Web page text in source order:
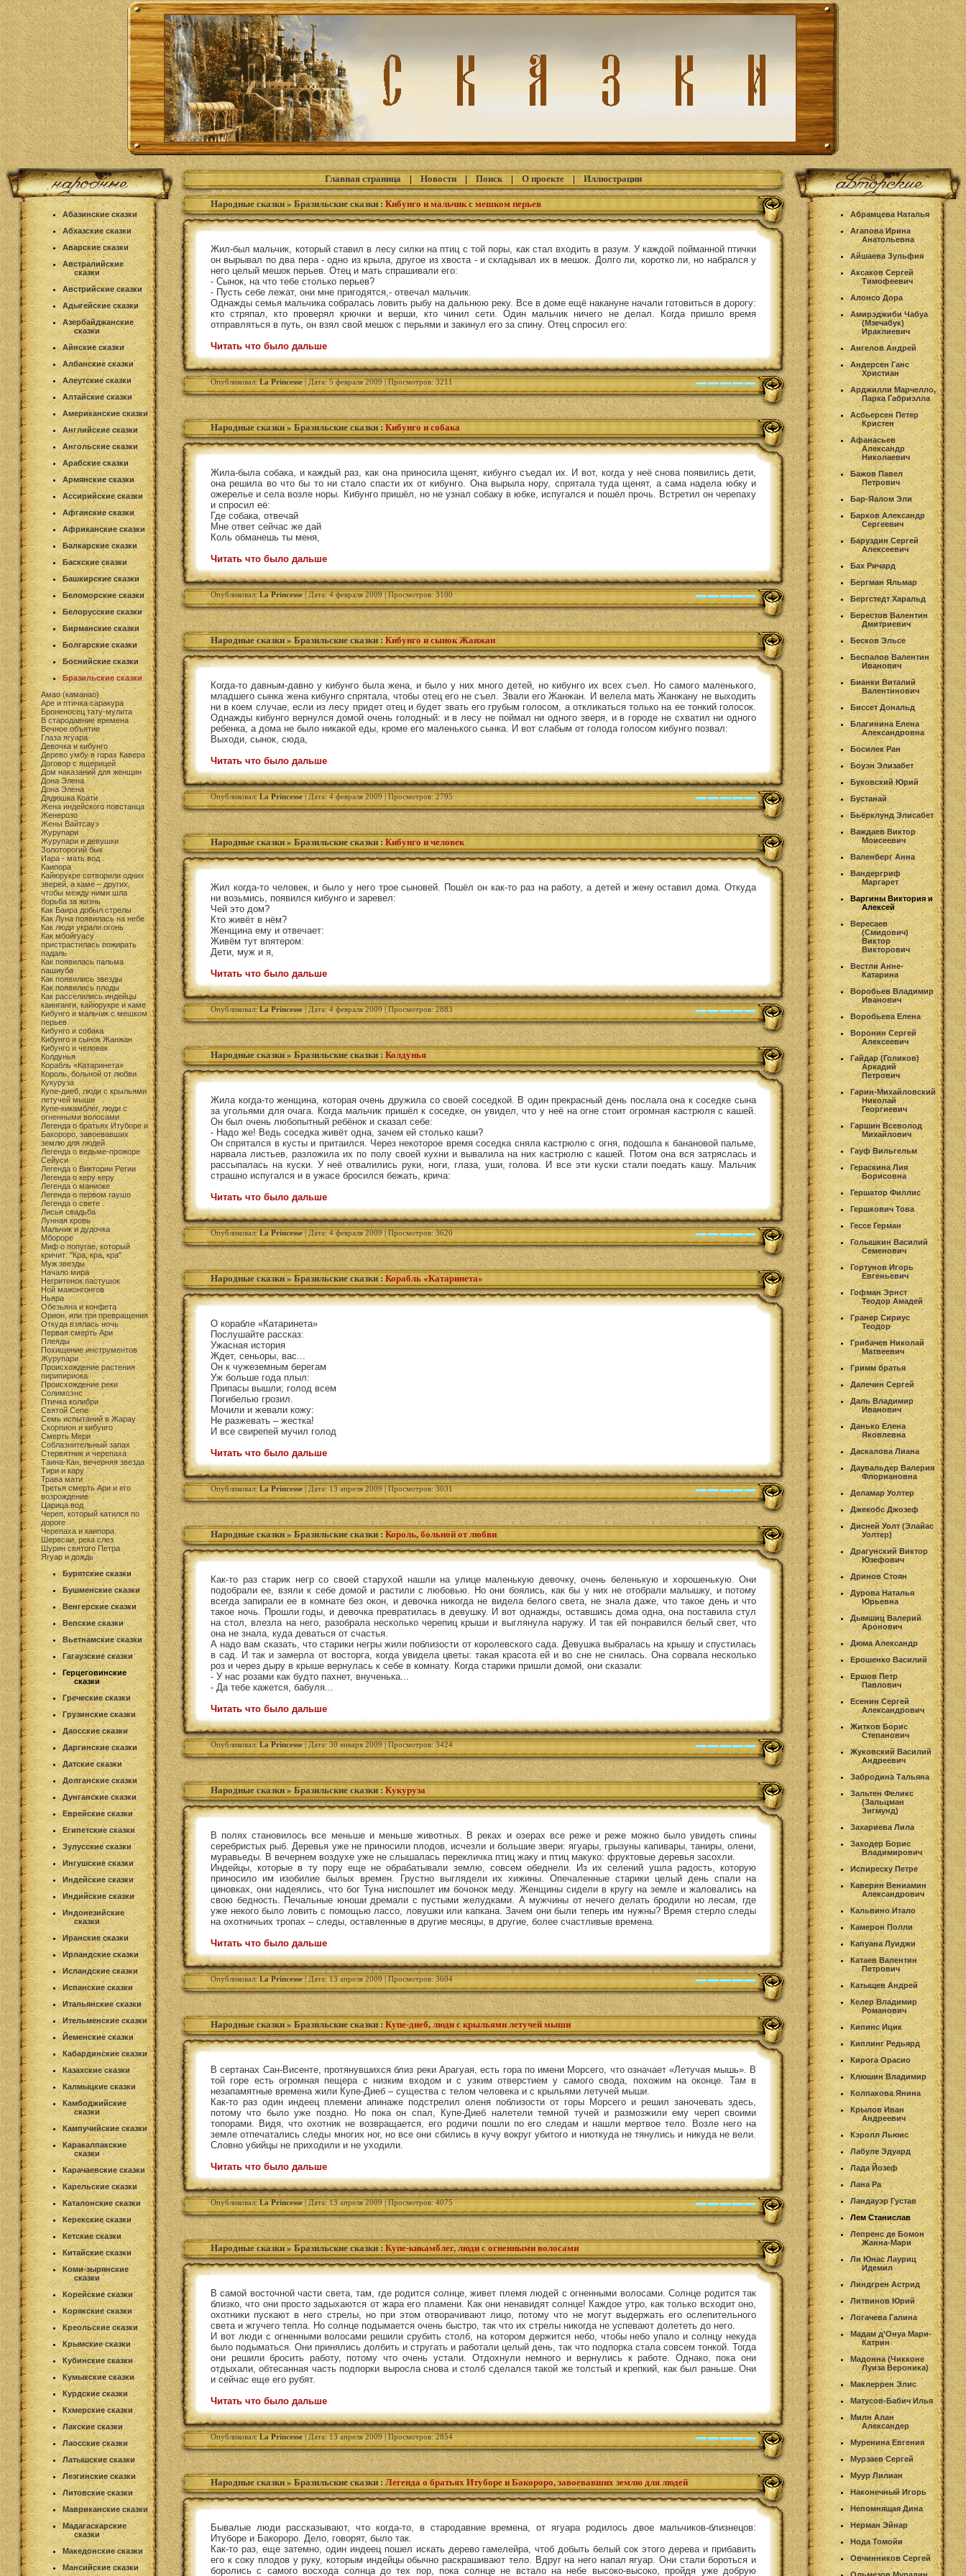
Абазинские сказки
Абхазские сказки
Аварские сказки
Австралийские
сказки
Австрийские сказки
Адыгейские сказки
Азербайджанские
сказки
Айнские сказки
Албанские сказки
Алеутские сказки
Алтайские сказки
Американские сказки
Английские сказки
Ангольские сказки
Арабские сказки
Армянские сказки
Ассирийские сказки
Афганские сказки
Африканские сказки
Балкарские сказки
Баскские сказки
Башкирские сказки
Беломорские сказки
Белорусские сказки
Бирманские сказки
Болгарские сказки
Боснийские сказки
Бразильские сказки
Амао (каманао)
Аре и птичка саракура
Броненосец тату-мулита
В стародавние времена
Вечное объятие
Глаза ягуара
Девочка и кибунго
Дерево умбу в горах Кавера
Договор с ящерицей
Дом наказаний для женщин
Дона Элена
Дона Элена
Дядюшка Коати
Жена индейского повстанца
Женерозо
Жены Вайтсауэ
Журупари
Журупари и девушки
Золоторогий бык
Иара - мать вод
Каипора
Кайюрукре сотворили одних
зверей, а каме – других,
чтобы между ними шла
борьба за жизнь
Как Баира добыл стрелы
Как Луна появилась на небе
Как люди украли огонь
Как мбойгуасу
пристрастилась пожирать
падаль
Как появилась пальма
пашиуба
Как появились звезды
Как появились плоды
Как расселились индейцы
каинганги, кайюрукре и каме
Кибунго и мальчик с мешком
перьев
Кибунго и собака
Кибунго и сынок Жанжан
Кибунго и человек
Колдунья
Корабль «Катаринета»
Король, больной от любви
Кукуруза
Купе-диеб, люди с крыльями
летучей мыши
Купе-кикамблег, люди с
огненными волосами
Легенда о братьях Итуборе и
Бакороро, завоевавших
землю для людей
Легенда о ведьме-прожоре
Сейуси
Легенда о Виктории Регии
Легенда о керу керу
Легенда о маниоке
Легенда о первом гаушо
Легенда о свете
Лисья свадьба
Лунная кровь
Мальчик и дудочка
Мбороре
Миф о попугае, который
кричит: "Кра, кра, кра"
Муж звезды
Начало мира
Негритенок пастушок
Ной мажонгонгов
Ньяра
Обезьяна и конфета
Орион, или три превращения
Откуда взялась ночь
Первая смерть Ари
Плеяды
Похищение инструментов
Журупари
Происхождение растения
пирипириока
Происхождение реки
Солимоэнс
Птичка колибри
Святой Сепе
Семь испытаний в Жарау
Скорпион и кибунго
Смерть Мери
Соблазнительный запах
Стервятник и черепаха
Таина-Кан, вечерняя звезда
Тири и кару
Трава мати
Третья смерть Ари и его
возрождение
Царица вод
Череп, который катился по
дороге
Черепаха и каипора
Шересаи, река слез
Шурин святого Петра
Ягуар и дождь
Бурятские сказки
Бушменские сказки
Венгерские сказки
Вепские сказки
Вьетнамские сказки
Гагаузские сказки
Герцеговинские
сказки
Греческие сказки
Грузинские сказки
Даосские сказки
Даргинские сказки
Датские сказки
Долганские сказки
Дунганские сказки
Еврейские сказки
Египетские сказки
Зулусские сказки
Ингушские сказки
Индейские сказки
Индийские сказки
Индонезийские
сказки
Иранские сказки
Ирландские сказки
Исландские сказки
Испанские сказки
Итальянские сказки
Ительменские сказки
Йеменские сказки
Кабардинские сказки
Казахские сказки
Калмыцкие сказки
Камбоджийские
сказки
Кампучийские сказки
Каракалпакские
сказки
Карачаевские сказки
Карельские сказки
Каталонские сказки
Керекские сказки
Кетские сказки
Китайские сказки
Коми-зырянские
сказки
Корейские сказки
Корякские сказки
Креольские сказки
Крымские сказки
Кубинские сказки
Кумыкские сказки
Курдские сказки
Кхмерские сказки
Лакские сказки
Лаосские сказки
Латышские сказки
Лезгинские сказки
Литовские сказки
Мавриканские сказки
Мадагаскарские
сказки
Македонские сказки
Мансийские сказки
Главная страница| Новости| Поиск| О проекте| Иллюстрации
Народные сказки » Бразильские сказки : Кибунго и мальчик с мешком перьев
Жил-был мальчик, который ставил в лесу силки на птиц с той поры, как стал входить в разум. У каждой пойманной птички
он вырывал по два пера - одно из крыла, другое из хвоста - и складывал их в мешок. Долго ли, коротко ли, но набрался у
него целый мешок перьев. Отец и мать спрашивали его:
- Сынок, на что тебе столько перьев?
- Пусть себе лежат, они мне пригодятся,- отвечал мальчик.
Однажды семья мальчика собралась ловить рыбу на дальнюю реку. Все в доме ещё накануне начали готовиться в дорогу:
кто стряпал, кто проверял крючки и верши, кто чинил сети. Один мальчик ничего не делал. Когда пришло время
отправляться в путь, он взял свой мешок с перьями и закинул его за спину. Отец спросил его:
Читать что было дальше
Опубликовал:La Princesse| Дата: 5 февраля 2009 | Просмотров: 3211
Народные сказки » Бразильские сказки : Кибунго и собака
Жила-была собака, и каждый раз, как она приносила щенят, кибунго съедал их. И вот, когда у неё снова появились дети,
она решила во что бы то ни стало спасти их от кибунго. Она вырыла нору, спрятала туда щенят, а сама надела юбку и
ожерелье и села возле норы. Кибунго пришёл, но не узнал собаку в юбке, испугался и пошёл прочь. Встретил он черепаху
и спросил её:
Где собака, отвечай
Мне ответ сейчас же дай
Коль обманешь ты меня,
Читать что было дальше
Опубликовал:La Princesse| Дата: 4 февраля 2009 | Просмотров: 3100
Народные сказки » Бразильские сказки : Кибунго и сынок Жанжан
Когда-то давным-давно у кибунго была жена, и было у них много детей, но кибунго их всех съел. Но самого маленького,
младшего сынка жена кибунго спрятала, чтобы отец его не съел. Звали его Жанжан. И велела мать Жанжану не выходить
ни в коем случае, если из лесу придет отец и будет звать его грубым голосом, а откликаться только на ее тонкий голосок.
Однажды кибунго вернулся домой очень голодный: и в лесу не поймал ни одного зверя, и в городе не схватил ни одного
ребенка, а дома не было никакой еды, кроме его маленького сынка. И вот слабым от голода голосом кибунго позвал:
Выходи, сынок, сюда,
Читать что было дальше
Опубликовал:La Princesse| Дата: 4 февраля 2009 | Просмотров: 2795
Народные сказки » Бразильские сказки : Кибунго и человек
Жил когда-то человек, и было у него трое сыновей. Пошёл он как-то раз на работу, а детей и жену оставил дома. Откуда
ни возьмись, появился кибунго и заревел:
Чей это дом?
Кто живёт в нём?
Женщина ему и отвечает:
Живём тут впятером:
Дети, муж и я,
Читать что было дальше
Опубликовал:La Princesse| Дата: 4 февраля 2009 | Просмотров: 2883
Народные сказки » Бразильские сказки : Колдунья
Жила когда-то женщина, которая очень дружила со своей соседкой. В один прекрасный день послала она к соседке сына
за угольями для очага. Когда мальчик пришёл к соседке, он увидел, что у неё на огне стоит огромная кастрюля с кашей.
Он был очень любопытный ребёнок и сказал себе:
- Надо же! Ведь соседка живёт одна, зачем ей столько каши?
Он спрятался в кусты и притаился. Через некоторое время соседка сняла кастрюлю с огня, подошла к банановой пальме,
нарвала листьев, разложила их по полу своей кухни и вывалила на них кастрюлю с кашей. Потом она вся затряслась и
рассыпалась на куски. У неё отвалились руки, ноги, глаза, уши, голова. И все эти куски стали поедать кашу. Мальчик
страшно испугался и в ужасе бросился бежать, крича:
Читать что было дальше
Опубликовал:La Princesse| Дата: 4 февраля 2009 | Просмотров: 3620
Народные сказки » Бразильские сказки : Корабль «Катаринета»
О корабле «Катаринета»
Послушайте рассказ:
Ужасная история
Ждет, сеньоры, вас...
Он к чужеземным берегам
Уж больше года плыл:
Припасы вышли; голод всем
Погибелью грозил.
Мочили и жевали кожу:
Не разжевать – жестка!
И все свирепей мучил голод
Читать что было дальше
Опубликовал:La Princesse| Дата: 13 апреля 2009 | Просмотров: 3031
Народные сказки » Бразильские сказки : Король, больной от любви
Как-то раз старик негр со своей старухой нашли на улице маленькую девочку, очень беленькую и хорошенькую. Они
подобрали ее, взяли к себе домой и растили с любовью. Но они боялись, как бы у них не отобрали малышку, и потому
всегда запирали ее в комнате без окон, и девочка никогда не видела белого света, не знала даже, что такое день и что
такое ночь. Прошли годы, и девочка превратилась в девушку. И вот однажды, оставшись дома одна, она поставила стул
на стол, влезла на него, разобрала несколько черепиц крыши и выглянула наружу. И так ей понравился белый свет, что
она не знала, куда деваться от счастья.
А надо вам сказать, что старики негры жили поблизости от королевского сада. Девушка выбралась на крышу и спустилась
в сад. И так и замерла от восторга, когда увидела цветы: такая красота ей и во сне не снилась. Она сорвала несколько
роз и через дыру в крыше вернулась к себе в комнату. Когда старики пришли домой, они сказали:
- У нас розами как будто пахнет, внученька...
- Да тебе кажется, бабуля...
Читать что было дальше
Опубликовал:La Princesse| Дата: 30 января 2009 | Просмотров: 3424
Народные сказки » Бразильские сказки : Кукуруза
В полях становилось все меньше и меньше животных. В реках и озерах все реже и реже можно было увидеть спины
серебристых рыб. Деревья уже не приносили плодов, исчезли и большие звери: ягуары, грызуны капивары, таниры, олени,
муравьеды. В вечернем воздухе уже не слышалась перекличка птиц жаку и птиц макуко: фруктовые деревья засохли.
Индейцы, которые в ту пору еще не обрабатывали землю, совсем обеднели. Из их селений ушла радость, которую
приносило им изобилие былых времен. Грустно выглядели их хижины. Опечаленные старики целый день спали на
циновках, они надеялись, что бог Туна ниспошлет им бочонок меду. Женщины сидели в кругу на земле и жаловались на
свою бедность. Печальные юноши дремали с пустыми желудками. А мужчины от нечего делать бродили но лесам, где
уже некого было ловить с помощью лассо, ловушки или капкана. Зачем они были теперь им нужны? Время стерло следы
на охотничьих тропах – следы, оставленные в другие месяцы, в другие, более счастливые времена.
Читать что было дальше
Опубликовал:La Princesse| Дата: 13 апреля 2009 | Просмотров: 3604
Народные сказки » Бразильские сказки : Купе-диеб, люди с крыльями летучей мыши
В сертанах Сан-Висенте, протянувшихся близ реки Арагуая, есть гора по имени Морсего, что означает «Летучая мышь». В
той горе есть огромная пещера с низким входом и с узким отверстием у самого свода, похожим на оконце. Там в
незапамятные времена жили Купе-Диеб – существа с телом человека и с крыльями летучей мыши.
Как-то раз один индеец племени апинаже подстрелил оленя поблизости от горы Морсего и решил заночевать здесь,
потому что было уже поздно. Но пока он спал, Купе-Диеб налетели темной тучей и размозжили ему череп своими
топорами. Видя, что охотник не возвращается, его родичи пошли по его следам и нашли мертвое тело. Возле него на
земле отпечатались следы многих ног, но все они сбились в кучу вокруг убитого и ниоткуда не тянулись и никуда не вели.
Словно убийцы не приходили и не уходили.
Читать что было дальше
Опубликовал:La Princesse| Дата: 13 апреля 2009 | Просмотров: 4075
Народные сказки » Бразильские сказки : Купе-кикамблег, люди с огненными волосами
В самой восточной части света, там, где родится солнце, живет племя людей с огненными волосами. Солнце родится так
близко, что они просто задыхаются от жара его пламени. Как они ненавидят солнце! Каждое утро, как только всходит оно,
охотники пускают в него стрелы, но при этом отворачивают лицо, потому что не могут выдержать его ослепительного
света и жгучего тепла. Но солнце подымается очень быстро, так что их стрелы никогда не успевают долететь до него.
И вот люди с огненными волосами решили срубить столб, на котором держится небо, чтобы небо упало и солнцу некуда
было подыматься. Они принялись долбить и стругать и работали целый день, так что подпорка стала совсем тонкой. Тогда
они решили бросить работу, потому что очень устали. Отдохнули немного и вернулись к работе. Однако, пока они
отдыхали, обтесанная часть подпорки выросла снова и столб сделался такой же толстый и крепкий, как был раньше. Они
и сейчас еще его рубят.
Читать что было дальше
Опубликовал:La Princesse| Дата: 13 апреля 2009 | Просмотров: 2854
Народные сказки » Бразильские сказки : Легенда о братьях Итуборе и Бакороро, завоевавших землю для людей
Бывалые люди рассказывают, что когда-то, в стародавние времена, от ягуара родилось двое мальчиков-близнецов:
Итуборе и Бакороро. Дело, говорят, было так.
Как-то раз, еще затемно, один индеец пошел искать дерево гамелейра, чтоб добыть белый сок этого дерева и прибавить
его к соку плодов у руку, которым индейцы обычно раскрашивают тело. Вдруг на него напал ягуар. Они стали бороться и
боролись с самого восхода солнца до тех пор, пока солнце не встало на небе высоко-высоко, пройдя уже добрую
Абрамцева Наталья
Агапова Ирина
Анатольевна
Айшаева Зульфия
Аксаков Сергей
Тимофеевич
Алонсо Дора
Амирэджиби Чабуа
(Мзечабук)
Ираклиевич
Ангелов Андрей
Андерсен Ганс
Христиан
Арджилли Марчелло,
Парка Габриэлла
Асбьерсен Петер
Кристен
Афанасьев
Александр
Николаевич
Бажов Павел
Петрович
Бар-Яалом Эли
Барков Александр
Сергеевич
Баруздин Сергей
Алексеевич
Бах Ричард
Бергман Яльмар
Бергстедт Харальд
Берестов Валентин
Дмитриевич
Бесков Эльсе
Беспалов Валентин
Иванович
Бианки Виталий
Валентинович
Биссет Дональд
Благинина Елена
Александровна
Босилек Ран
Боуэн Элизабет
Буковский Юрий
Бустанай
Бьёрклунд Элисабет
Важдаев Виктор
Моисеевич
Валенберг Анна
Вандергриф
Маргарет
Варгины Виктория и
Алексей
Вересаев
(Смидович)
Виктор
Викторович
Вестли Анне-
Катарина
Воробьев Владимир
Иванович
Воробьева Елена
Воронин Сергей
Алексеевич
Гайдар (Голиков)
Аркадий
Петрович
Гарин-Михайловский
Николай
Георгиевич
Гаршин Всеволод
Михайлович
Гауф Вильгельм
Гераскина Лия
Борисовна
Гершатор Филлис
Гершкович Това
Гессе Герман
Голышкин Василий
Семенович
Гортунов Игорь
Евгеньевич
Гофман Эрнст
Теодор Амадей
Гранер Сириус
Теодор
Грибачев Николай
Матвеевич
Гримм братья
Далечин Сергей
Даль Владимир
Иванович
Данько Елена
Яковлевна
Даскалова Лиана
Даувальдер Валерия
Флориановна
Деламар Уолтер
Джекобс Джозеф
Дисней Уолт (Элайас
Уолтер)
Драгунский Виктор
Юзефович
Дринов Стоян
Дурова Наталья
Юрьевна
Дымшиц Валерий
Аронович
Дюма Александр
Ерошенко Василий
Ершов Петр
Павлович
Есенин Сергей
Александрович
Житков Борис
Степанович
Жуковский Василий
Андреевич
Забродина Тальяна
Зальтен Феликс
(Зальцман
Зигмунд)
Захариева Лила
Заходер Борис
Владимирович
Испиреску Петре
Каверин Вениамин
Александрович
Кальвино Итало
Камерон Полли
Капуана Луиджи
Катаев Валентин
Петрович
Катыщев Андрей
Келер Владимир
Романович
Кипинс Ицик
Киплинг Редьярд
Кирога Орасио
Клюшин Владимир
Колпакова Янина
Крылов Иван
Андреевич
Кэролл Льюис
Лабуле Эдуард
Лада Йозеф
Лана Ра
Ландауэр Густав
Лем Станислав
Лепренс де Бомон
Жанна-Мари
Ли Юнас Лауриц
Идемил
Линдгрен Астрид
Литвинов Юрий
Логачева Галина
Мадам д'Онуа Мари-
Катрин
Мадонна (Чикконе
Луиза Вероника)
Маклеррен Элис
Матусов-Бабич Илья
Милн Алан
Александер
Муренина Евгения
Мурзаев Сергей
Муур Лилиан
Наконечный Игорь
Непомнящая Дина
Нерман Эйнар
Нода Томойи
Овчинников Сергей